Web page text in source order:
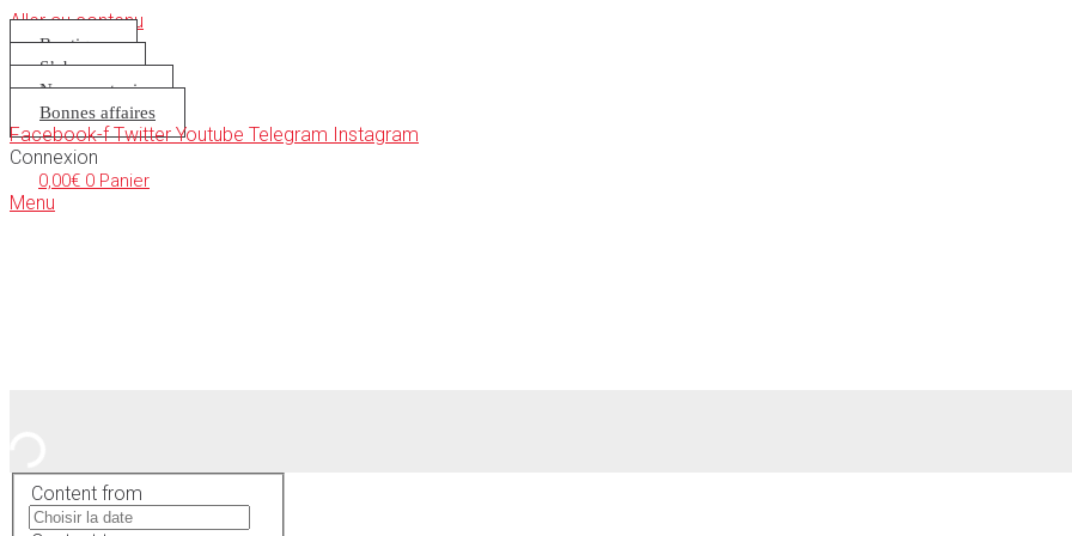
Aller au contenu
Boutique
S’abonner
Nous soutenir
Bonnes affaires
Facebook-f Twitter Youtube Telegram Instagram
Connexion
0,00€ 0 Panier
Menu
Content from